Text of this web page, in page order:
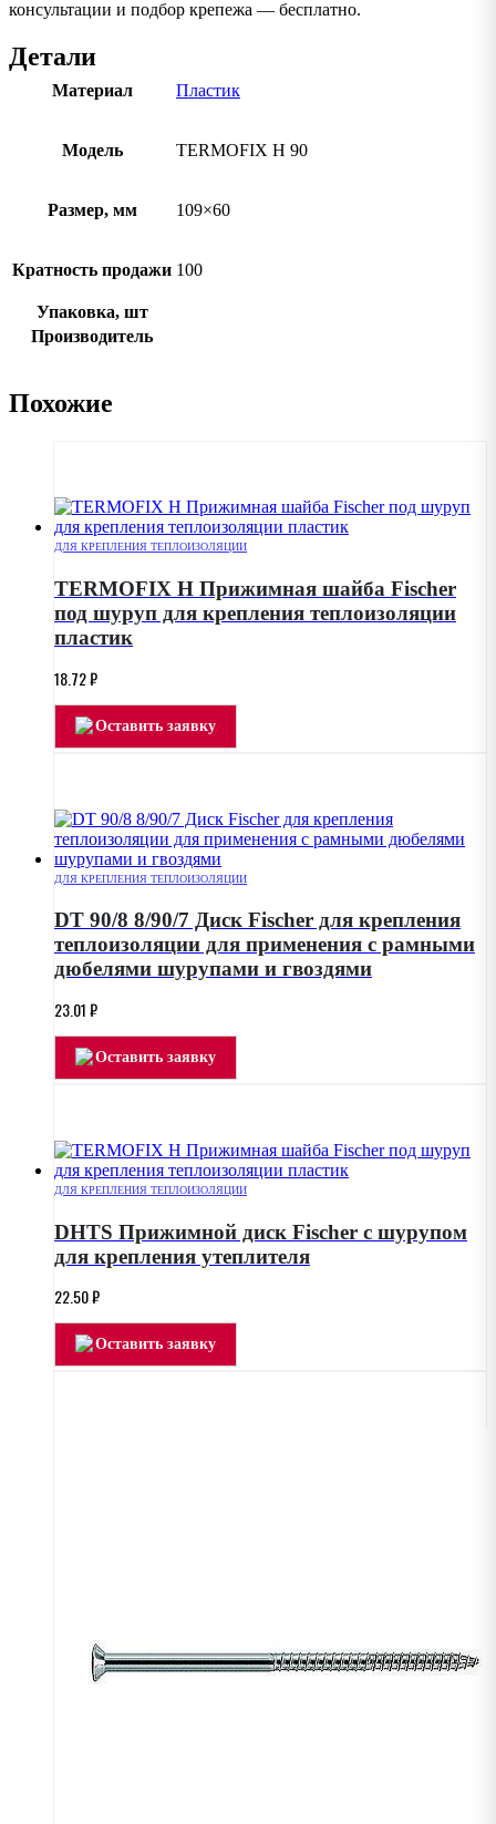
консультации и подбор крепежа — бесплатно.
Детали
Материал Пластик
Модель TERMOFIX H 90
Размер, мм 109×60
Кратность продажи 100
Упаковка, шт
Производитель
Похожие
ДЛЯ КРЕПЛЕНИЯ ТЕПЛОИЗОЛЯЦИИ
TERMOFIX H Прижимная шайба Fischer
под шуруп для крепления теплоизоляции
пластик
18.72₽
Оставить заявку
ДЛЯ КРЕПЛЕНИЯ ТЕПЛОИЗОЛЯЦИИ
DT 90/8 8/90/7 Диск Fischer для крепления
теплоизоляции для применения с рамными
дюбелями шурупами и гвоздями
23.01₽
Оставить заявку
ДЛЯ КРЕПЛЕНИЯ ТЕПЛОИЗОЛЯЦИИ
DHTS Прижимной диск Fischer с шурупом
для крепления утеплителя
22.50₽
Оставить заявку